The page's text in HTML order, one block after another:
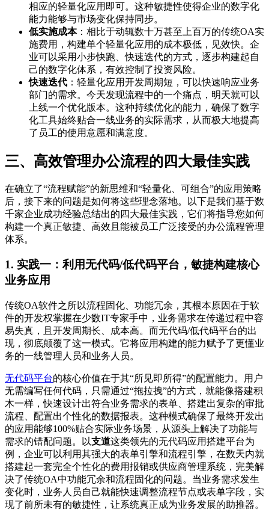
相应的轻量化应用即可。这种敏捷性使得企业的数字化
能力能够与市场变化保持同步。
低实施成本：相比于动辄数十万甚至上百万的传统OA实
施费用，构建单个轻量化应用的成本极低，见效快。企
业可以采用小步快跑、快速迭代的方式，逐步构建起自
己的数字化体系，有效控制了投资风险。
快速迭代 ：轻量化应用开发周期短，可以快速响应业务
部门的需求。今天发现流程中的一个痛点，明天就可以
上线一个优化版本。这种持续优化的能力，确保了数字
化工具始终贴合一线业务的实际需求，从而极大地提高
了员工的使用意愿和满意度。
三、高效管理办公流程的四大最佳实践
在确立了“流程赋能”的新思维和“轻量化、可组合”的应用策略
后，接下来的问题是如何将这些理念落地。以下是我们基于数
千家企业成功经验总结出的四大最佳实践，它们将指导您如何
构建一个真正敏捷、高效且能被员工广泛接受的办公流程管理
体系。
1. 实践一：利用无代码/低代码平台，敏捷构建核心
业务应用
传统OA软件之所以流程固化、功能冗余，其根本原因在于软
件的开发权掌握在少数IT专家手中，业务需求在传递过程中容
易失真，且开发周期长、成本高。而无代码/低代码平台的出
现，彻底颠覆了这一模式。它将应用构建的能力赋予了更懂业
务的一线管理人员和业务人员。
无代码平台的核心价值在于其“所见即所得”的配置能力。用户
无需编写任何代码，只需通过“拖拉拽”的方式，就能像搭建积
木一样，快速设计出符合业务需求的表单、搭建出复杂的审批
流程、配置出个性化的数据报表。这种模式确保了最终开发出
的应用能够100%贴合实际业务场景，从源头上解决了功能与
需求的错配问题。以支道这类领先的无代码应用搭建平台为
例，企业可以利用其强大的表单引擎和流程引擎，在数天内就
搭建起一套完全个性化的费用报销或供应商管理系统，完美解
决了传统OA中功能冗余和流程固化的问题。当业务需求发生
变化时，业务人员自己就能快速调整流程节点或表单字段，实
现了前所未有的敏捷性，让系统真正成为业务发展的助推器。